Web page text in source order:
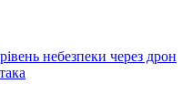
небезпеки через дрон